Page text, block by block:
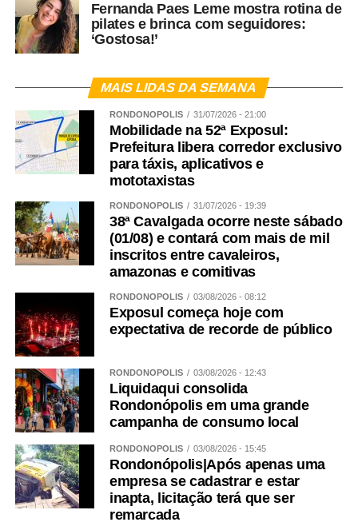
Fernanda Paes Leme mostra rotina de
pilates e brinca com seguidores:
‘Gostosa!’
MAIS LIDAS DA SEMANA
RONDONÓPOLIS 31/07/2026 - 21:00
Mobilidade na 52ª Exposul:
Prefeitura libera corredor exclusivo
para táxis, aplicativos e
mototaxistas
RONDONÓPOLIS 31/07/2026 - 19:39
38ª Cavalgada ocorre neste sábado
(01/08) e contará com mais de mil
inscritos entre cavaleiros,
amazonas e comitivas
RONDONÓPOLIS 03/08/2026 - 08:12
Exposul começa hoje com
expectativa de recorde de público
RONDONÓPOLIS 03/08/2026 - 12:43
Liquidaqui consolida
Rondonópolis em uma grande
campanha de consumo local
RONDONÓPOLIS 03/08/2026 - 15:45
Rondonópolis|Após apenas uma
empresa se cadastrar e estar
inapta, licitação terá que ser
remarcada